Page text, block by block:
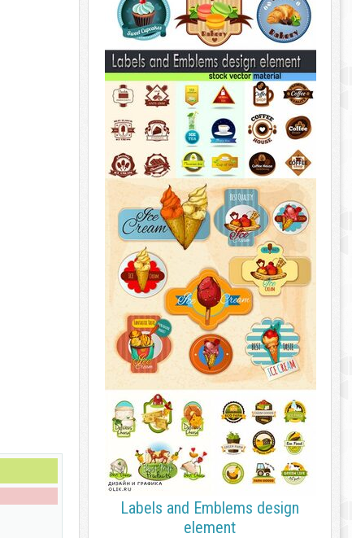
Labels and Emblems design
element